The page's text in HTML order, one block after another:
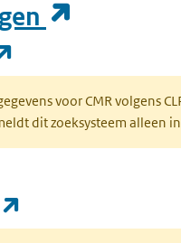
voor CMR volgens
dit zoeksysteem alleen